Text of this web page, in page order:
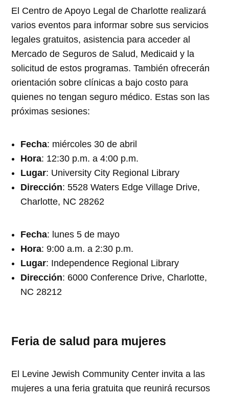
El Centro de Apoyo Legal de Charlotte realizará
varios eventos para informar sobre sus servicios
legales gratuitos, asistencia para acceder al
Mercado de Seguros de Salud, Medicaid y la
solicitud de estos programas. También ofrecerán
orientación sobre clínicas a bajo costo para
quienes no tengan seguro médico. Estas son las
próximas sesiones:
Fecha: miércoles 30 de abril
Hora: 12:30 p.m. a 4:00 p.m.
Lugar: University City Regional Library
Dirección: 5528 Waters Edge Village Drive,
Charlotte, NC 28262
Fecha: lunes 5 de mayo
Hora: 9:00 a.m. a 2:30 p.m.
Lugar: Independence Regional Library
Dirección: 6000 Conference Drive, Charlotte,
NC 28212
Feria de salud para mujeres
El Levine Jewish Community Center invita a las
mujeres a una feria gratuita que reunirá recursos